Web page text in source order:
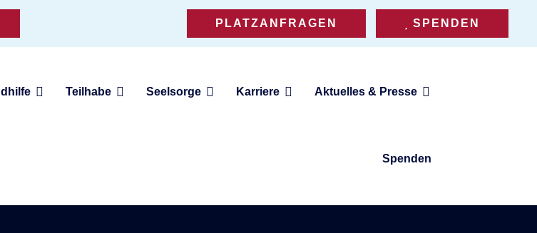
PLATZANFRAGEN SPENDEN
Teilhabe Seelsorge Karriere Aktuelles & Presse
Spenden